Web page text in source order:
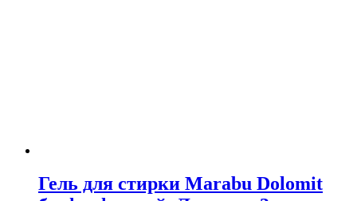
Гель для стирки Marabu Dolomit